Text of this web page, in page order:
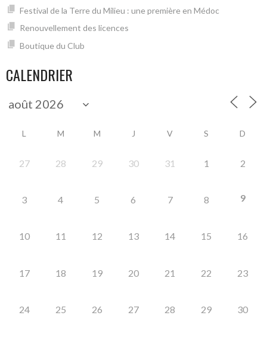
Festival de la Terre du Milieu : une première en Médoc
Renouvellement des licences
Boutique du Club
CALENDRIER
L M M J V S D
27 28 29 30 31 1 2
3 4 5 6 7 8 9
10 11 12 13 14 15 16
17 18 19 20 21 22 23
24 25 26 27 28 29 30